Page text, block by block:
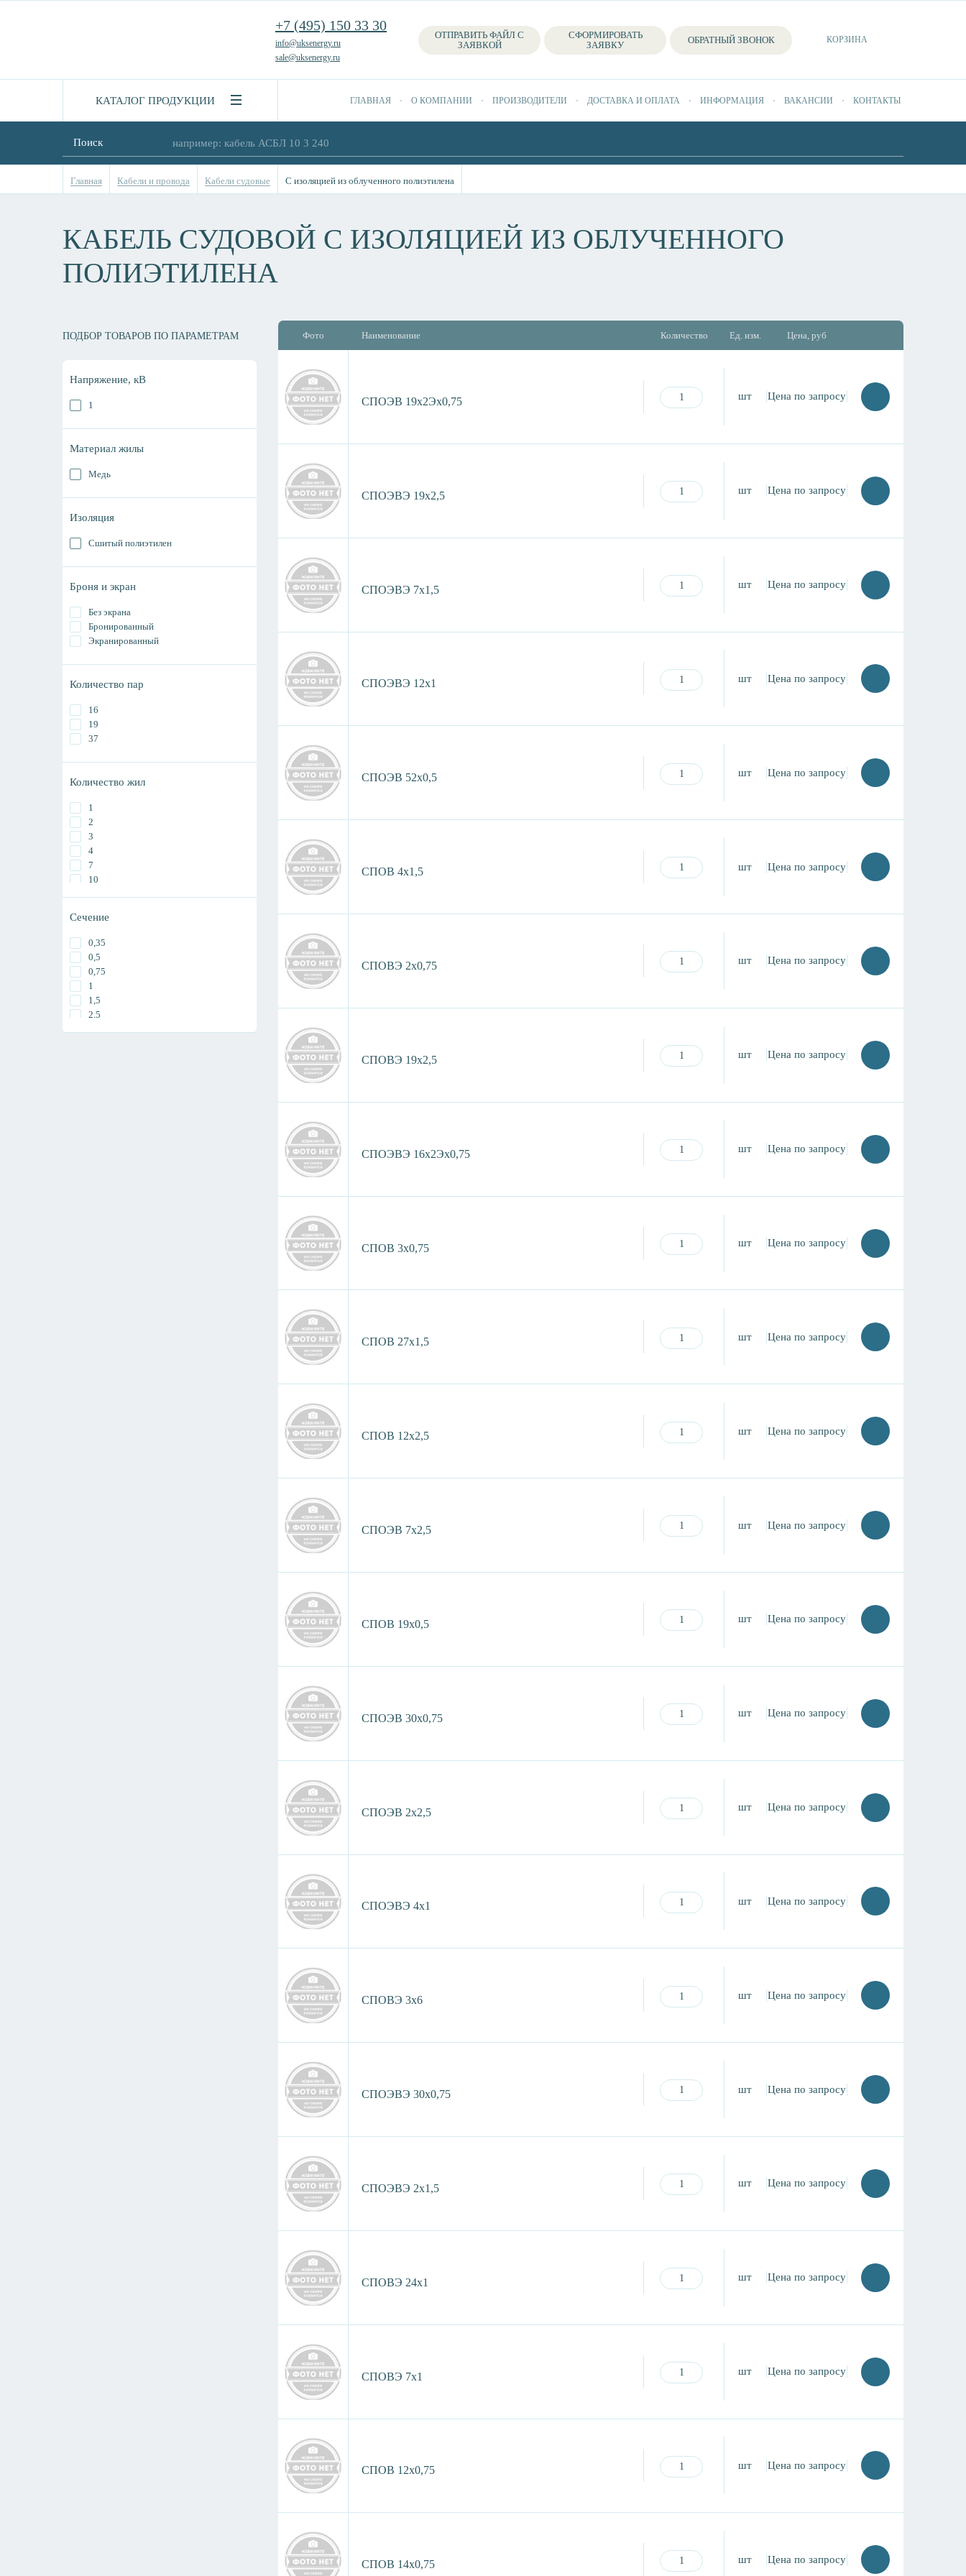
+7 (495) 150 33 30
info@uksenergy.ru
sale@uksenergy.ru
ОТПРАВИТЬ ФАЙЛ С
ЗАЯВКОЙ
СФОРМИРОВАТЬ
ЗАЯВКУ
ОБРАТНЫЙ ЗВОНОК КОРЗИНА
КАТАЛОГ ПРОДУКЦИИ ГЛАВНАЯ О КОМПАНИИ ПРОИЗВОДИТЕЛИ ДОСТАВКА И ОПЛАТА ИНФОРМАЦИЯ ВАКАНСИИ КОНТАКТЫ
Поиск
Главная Кабели и провода Кабели судовые С изоляцией из облученного полиэтилена
КАБЕЛЬ СУДОВОЙ С ИЗОЛЯЦИЕЙ ИЗ ОБЛУЧЕННОГО
ПОЛИЭТИЛЕНА
ПОДБОР ТОВАРОВ ПО ПАРАМЕТРАМ
Напряжение, кВ
1
Материал жилы
Медь
Изоляция
Сшитый полиэтилен
Броня и экран
Без экрана
Бронированный
Экранированный
Количество пар
16
19
37
Количество жил
1
2
3
4
7
10
19
24
27
30
37
48
52
Сечение
0,35
0,5
0,75
1
1,5
2,5
Фото Наименование Количество Ед. изм. Цена, руб
СПОЭВ 19х2Эх0,75 шт Цена по запросу
СПОЭВЭ 19х2,5 шт Цена по запросу
СПОЭВЭ 7х1,5 шт Цена по запросу
СПОЭВЭ 12х1 шт Цена по запросу
СПОЭВ 52х0,5 шт Цена по запросу
СПОВ 4х1,5 шт Цена по запросу
СПОВЭ 2х0,75 шт Цена по запросу
СПОВЭ 19х2,5 шт Цена по запросу
СПОЭВЭ 16х2Эх0,75 шт Цена по запросу
СПОВ 3х0,75 шт Цена по запросу
СПОВ 27х1,5 шт Цена по запросу
СПОВ 12х2,5 шт Цена по запросу
СПОЭВ 7х2,5 шт Цена по запросу
СПОВ 19х0,5 шт Цена по запросу
СПОЭВ 30х0,75 шт Цена по запросу
СПОЭВ 2х2,5 шт Цена по запросу
СПОЭВЭ 4х1 шт Цена по запросу
СПОВЭ 3х6 шт Цена по запросу
СПОЭВЭ 30х0,75 шт Цена по запросу
СПОЭВЭ 2х1,5 шт Цена по запросу
СПОВЭ 24х1 шт Цена по запросу
СПОВЭ 7х1 шт Цена по запросу
СПОВ 12х0,75 шт Цена по запросу
СПОВ 14х0,75 шт Цена по запросу